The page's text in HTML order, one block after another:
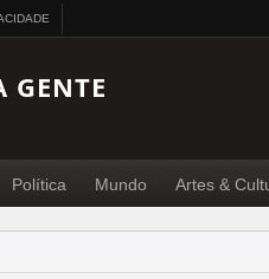
GENTE
Política Mundo Artes &